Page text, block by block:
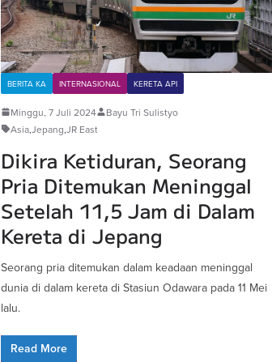
BERITA KA INTERNASIONAL KERETA API
Minggu, 7 Juli 2024
Bayu Tri Sulistyo
Asia,Jepang,JR East
Dikira Ketiduran, Seorang
Pria Ditemukan Meninggal
Setelah 11,5 Jam di Dalam
Kereta di Jepang
Seorang pria ditemukan dalam keadaan meninggal
dunia di dalam kereta di Stasiun Odawara pada 11 Mei
lalu.
Read More